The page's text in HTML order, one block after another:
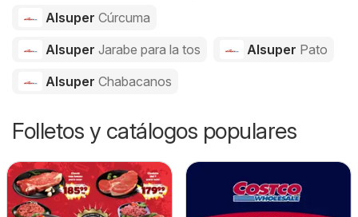
Alsuper Cúrcuma
Alsuper Jarabe para la tos Alsuper Pato
Alsuper Chabacanos
Folletos y catálogos populares